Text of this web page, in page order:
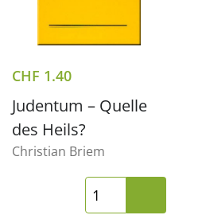
CHF 1.40
Judentum – Quelle
des Heils?
Christian Briem